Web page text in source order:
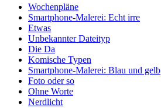
Wochenpläne
Smartphone-Malerei: Echt irre
Etwas
Unbekannter Dateityp
Die Da
Komische Typen
Smartphone-Malerei: Blau und gelb
Foto oder so
Ohne Worte
Nerdlicht